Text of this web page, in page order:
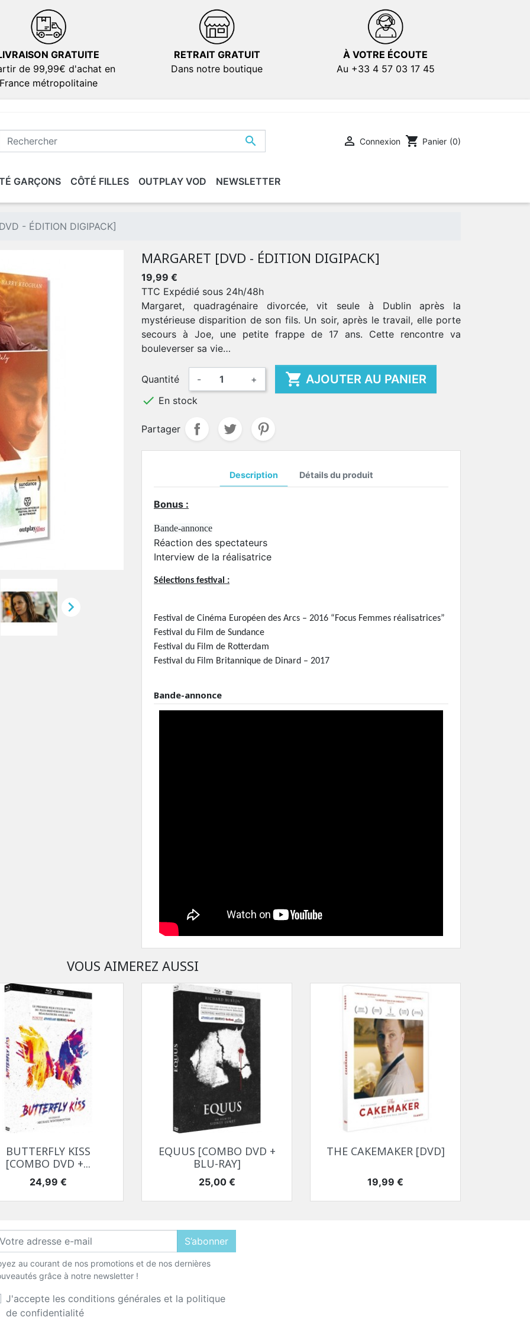
GRATUITE
de 99,99€ d'achat en
métropolitaine
RETRAIT GRATUIT
Dans notre boutique
À VOTRE ÉCOUTE
Au +33 4 57 03 17 45
  Connexion shopping_cart Panier (0)
GARÇONS
SÉRIES DOCUMENTAIRES VERSION FRANÇAISE AFFICHES DE FILMS
CÔTÉ FILLES
SÉRIES DOCUMENTAIRES VERSION FRANÇAISE AFFICHES DE FILMS
OUTPLAY VOD NEWSLETTER
- ÉDITION DIGIPACK]

MARGARET [DVD - ÉDITION DIGIPACK]
19,99 €
TTC Expédié sous 24h/48h
Margaret, quadragénaire divorcée, vit seule à Dublin après la
mystérieuse disparition de son fils. Un soir, après le travail, elle porte
secours à Joe, une petite frappe de 17 ans. Cette rencontre va
bouleverser sa vie…
Quantité - +  AJOUTER AU PANIER
 En stock
Partager
Description Détails du produit
Bonus :
Bande-annonce
Réaction des spectateurs
Interview de la réalisatrice
Sélections festival :
Festival de Cinéma Européen des Arcs – 2016 “Focus Femmes réalisatrices”
Festival du Film de Sundance
Festival du Film de Rotterdam
Festival du Film Britannique de Dinard – 2017
Bande-annonce
VOUS AIMEREZ AUSSI
Aperçu rapide
BUTTERFLY KISS
[COMBO DVD +...
Prix
24,99 €
Aperçu rapide
EQUUS [COMBO DVD +
BLU-RAY]
Prix
25,00 €
Aperçu rapide
THE CAKEMAKER [DVD]
Prix
19,99 €
S’abonner
au courant de nos promotions et de nos dernières
grâce à notre newsletter !
J'accepte les conditions générales et la politique
de confidentialité